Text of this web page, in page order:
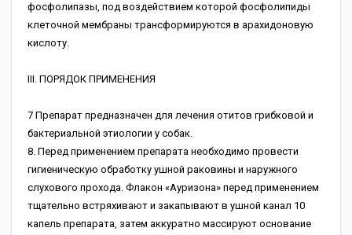
фосфолипазы, под воздействием которой фосфолипиды
клеточной мембраны трансформируются в арахидоновую
кислоту.
III. ПОРЯДОК ПРИМЕНЕНИЯ
7 Препарат предназначен для лечения отитов грибковой и
бактериальной этиологии у собак.
8. Перед применением препарата необходимо провести
гигиеническую обработку ушной раковины и наружного
слухового прохода. Флакон «Ауризона» перед применением
тщательно встряхивают и закапывают в ушной канал 10
капель препарата, затем аккуратно массируют основание